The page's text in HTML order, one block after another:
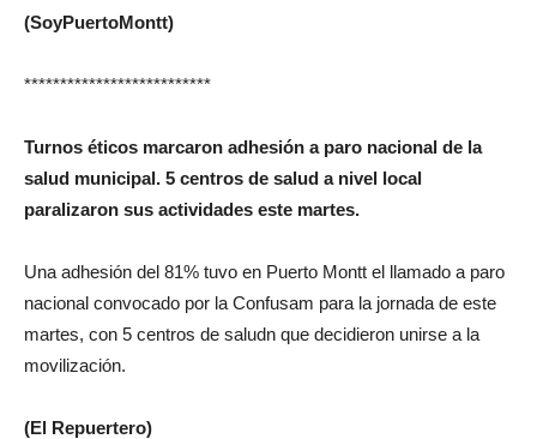
(SoyPuertoMontt)
**************************
Turnos éticos marcaron adhesión a paro nacional de la
salud municipal. 5 centros de salud a nivel local
paralizaron sus actividades este martes.
Una adhesión del 81% tuvo en Puerto Montt el llamado a paro
nacional convocado por la Confusam para la jornada de este
martes, con 5 centros de saludn que decidieron unirse a la
movilización.
(El Repuertero)